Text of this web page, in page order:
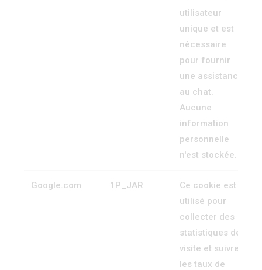
utilisateur
unique et est
nécessaire
pour fournir
une assistance
au chat.
Aucune
information
personnelle
n'est stockée.
Google.com 1P_JAR
Ce cookie est
utilisé pour
collecter des
statistiques de
visite et suivre
les taux de